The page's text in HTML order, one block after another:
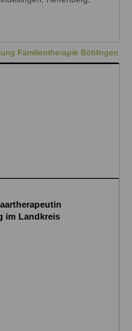
Familientherapie Böblingen
im Landkreis